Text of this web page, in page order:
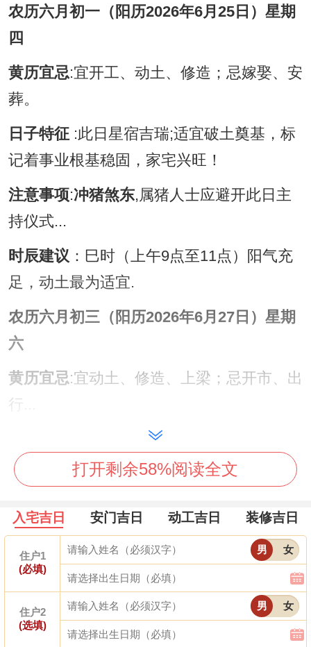
农历六月初一（阳历2026年6月25日）星期
四
黄历宜忌:宜开工、动土、修造；忌嫁娶、安
葬。
日子特征 :此日星宿吉瑞;适宜破土奠基，标
记着事业根基稳固，家宅兴旺！
注意事项:冲猪煞东,属猪人士应避开此日主
持仪式...
时辰建议 ：巳时（上午9点至11点）阳气充
足，动土最为适宜.
农历六月初三（阳历2026年6月27日）星期
六
黄历宜忌:宜动土、修造、上梁；忌开市、出
行...
:适逢天德吉星照临，动土可招纳
祥瑞，促进家庭与睦与财运亨通！
时辰建议：辰时（上午7点至9点）开工，能
承接清晨生发之气。
农历六月初六（阳历2026年6月30日）星期
二
打开剩余58%阅读全文
入宅吉日 安门吉日 动工吉日 装修吉日
住户1
(必填)
男 女
住户2
(选填)
男 女